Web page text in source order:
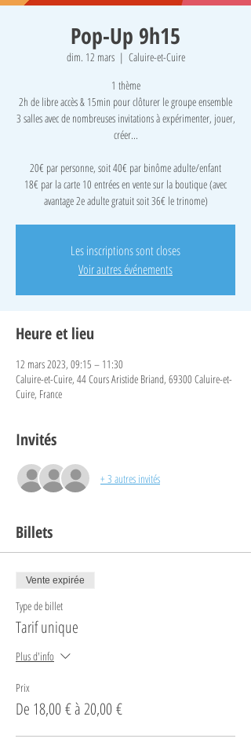
Pop-Up 9h15
dim. 12 mars
  |
Caluire-et-Cuire
1 thème
2h de libre accès & 15min pour clôturer le groupe ensemble
3 salles avec de nombreuses invitations à expérimenter, jouer,
créer...
​20€ par personne, soit 40€ par binôme adulte/enfant
18€ par la carte 10 entrées en vente sur la boutique (avec
avantage 2e adulte gratuit soit 36€ le trinome)
Les inscriptions sont closes
Voir autres événements
Heure et lieu
12 mars 2023, 09:15 – 11:30
Caluire-et-Cuire, 44 Cours Aristide Briand, 69300 Caluire-et-
Cuire, France
Invités
+ 3 autres invités
Billets
Vente expirée
Type de billet
Tarif unique
Plus d'info
Prix
De 18,00 € à 20,00 €